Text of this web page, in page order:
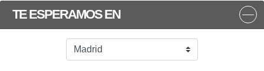
TE ESPERAMOS EN